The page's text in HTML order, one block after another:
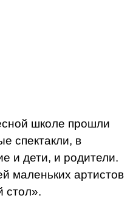
школе прошли
спектакли, в
и дети, и родители.
маленьких артистов
стол».